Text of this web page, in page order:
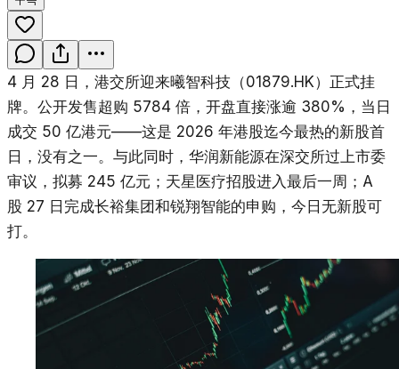
4 月 28 日，港交所迎来曦智科技（01879.HK）正式挂
牌。公开发售超购 5784 倍，开盘直接涨逾 380%，当日
成交 50 亿港元——这是 2026 年港股迄今最热的新股首
日，没有之一。与此同时，华润新能源在深交所过上市委
审议，拟募 245 亿元；天星医疗招股进入最后一周；A
股 27 日完成长裕集团和锐翔智能的申购，今日无新股可
打。